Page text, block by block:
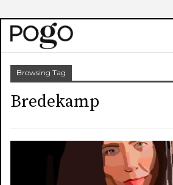
Browsing Tag
Bredekamp